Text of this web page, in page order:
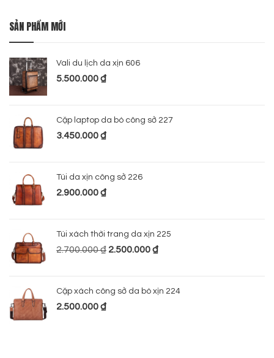
SẢN PHẨM MỚI
Vali du lịch da xịn 606
5.500.000₫
Cặp laptop da bò công sở 227
3.450.000₫
Túi da xịn công sở 226
2.900.000₫
Túi xách thời trang da xịn 225
2.700.000₫ 2.500.000₫
Cặp xách công sở da bò xịn 224
2.500.000₫